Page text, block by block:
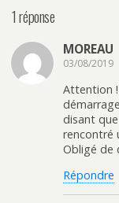
1 réponse
MOREAU
03/08/2019
Attention
disant
rencontré
Obligé de
Répondre